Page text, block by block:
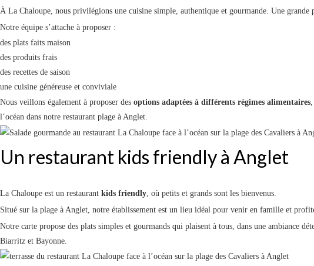
À La Chaloupe, nous privilégions une cuisine simple, authentique et gourmande. Une
Notre équipe s’attache à proposer :
des plats faits maison
des produits frais
des recettes de saison
une cuisine généreuse et conviviale
Nous veillons également à proposer des options adaptées à différents régimes alimentaires
l’océan dans notre restaurant plage à Anglet.
Un restaurant kids friendly à Anglet
La Chaloupe est un restaurant kids friendly, où petits et grands sont les bienvenus.
Situé sur la plage à Anglet, notre établissement est un lieu idéal pour venir en famille et
Notre carte propose des plats simples et gourmands qui plaisent à tous, dans une ambiance
Biarritz et Bayonne.